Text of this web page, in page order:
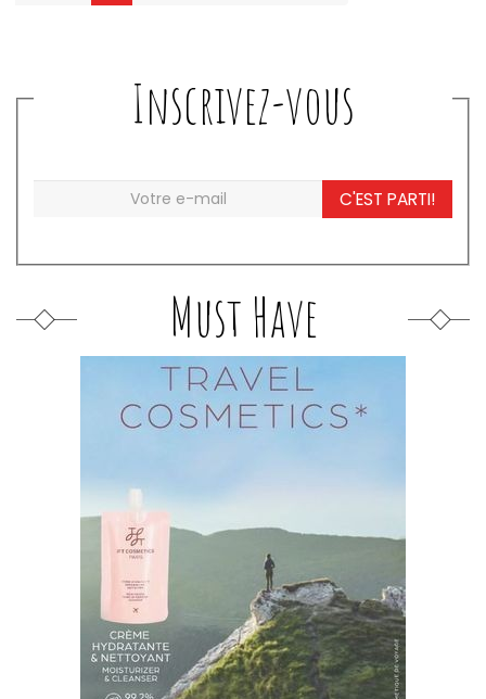
Inscrivez-vous
C'EST PARTI!
Must Have